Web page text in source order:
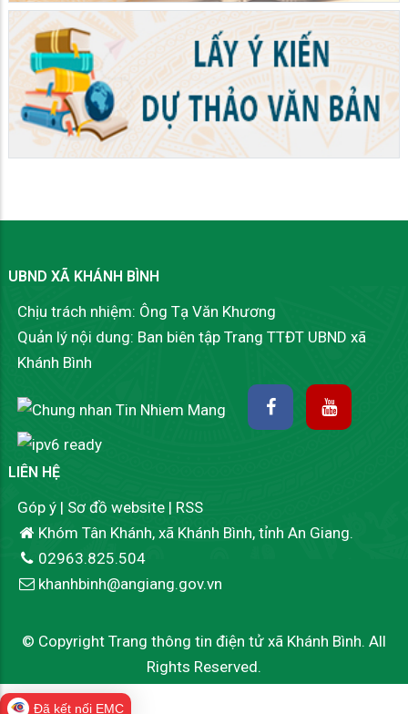
UBND XÃ KHÁNH BÌNH
Chịu trách nhiệm: Ông Tạ Văn Khương
Quản lý nội dung: Ban biên tập Trang TTĐT UBND xã
Khánh Bình
LIÊN HỆ
Góp ý | Sơ đồ website | RSS
Khóm Tân Khánh, xã Khánh Bình, tỉnh An Giang.
02963.825.504
khanhbinh@angiang.gov.vn
© Copyright Trang thông tin điện tử xã Khánh Bình. All
Rights Reserved.
Đã kết nối EMC